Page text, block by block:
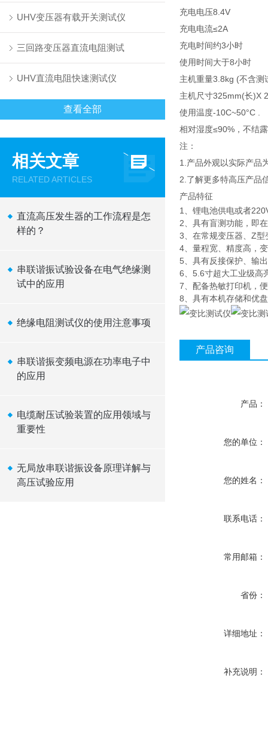
UHV变压器有载开关测试仪
三回路变压器直流电阻测试
UHV直流电阻快速测试仪
查看全部
相关文章
RELATED ARTICLES
直流高压发生器的工作流程是怎
样的？
串联谐振试验设备在电气绝缘测
试中的应用
绝缘电阻测试仪的使用注意事项
串联谐振变频电源在功率电子中
的应用
电缆耐压试验装置的应用领域与
重要性
无局放串联谐振设备原理详解与
高压试验应用
充电电压8.4V
充电电流≤2A
充电时间约3小时
使用时间大于8小时
主机重量3.8kg (不含测
主机尺寸325mm(长)X
使用温度-10C~50°C .
相对湿度≤90%，不结露
注：
1.产品外观以实际产品
2.了解更多特高压产品
产品特征
1、锂电池供电或者
2、具有盲测功能，即
3、在常规变压器、Z
4、量程宽、精度高，
5、具有反接保护、输
6、5.6寸超大工业级高
7、配备热敏打印机，
8、具有本机存储和优
产品咨询
产品：
您的单位：
您的姓名：
联系电话：
常用邮箱：
省份：
详细地址：
补充说明：